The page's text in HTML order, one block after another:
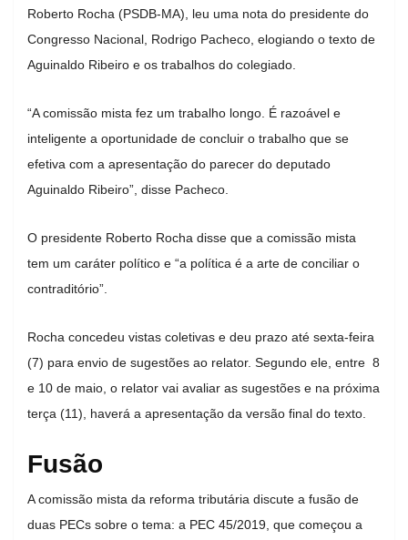
Roberto Rocha (PSDB-MA), leu uma nota do presidente do
Congresso Nacional, Rodrigo Pacheco, elogiando o texto de
Aguinaldo Ribeiro e os trabalhos do colegiado.
“A comissão mista fez um trabalho longo. É razoável e
inteligente a oportunidade de concluir o trabalho que se
efetiva com a apresentação do parecer do deputado
Aguinaldo Ribeiro”, disse Pacheco.
O presidente Roberto Rocha disse que a comissão mista
tem um caráter político e “a política é a arte de conciliar o
contraditório”.
Rocha concedeu vistas coletivas e deu prazo até sexta-feira
(7) para envio de sugestões ao relator. Segundo ele, entre 8
e 10 de maio, o relator vai avaliar as sugestões e na próxima
terça (11), haverá a apresentação da versão final do texto.
Fusão
A comissão mista da reforma tributária discute a fusão de
duas PECs sobre o tema: a PEC 45/2019, que começou a